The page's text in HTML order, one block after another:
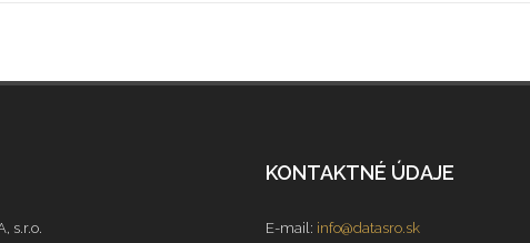
s.r.o.
KONTAKTNÉ ÚDAJE
E-mail: info@datasro.sk